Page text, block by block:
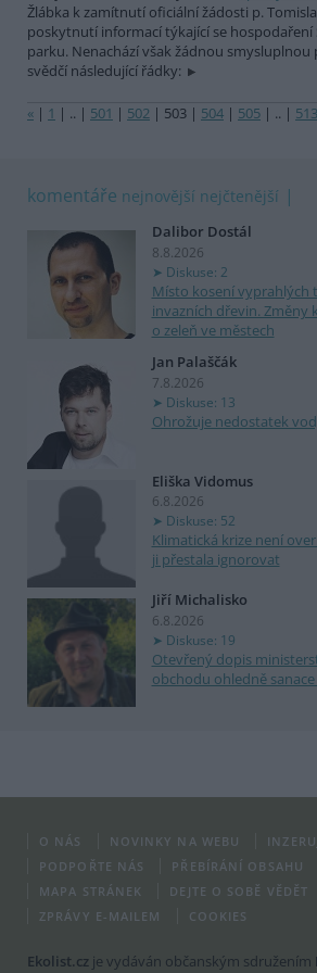
Žlábka k zamítnutí oficiální žádosti p.
poskytnutí informací týkající se hospodaření
parku. Nenachází však žádnou smysluplnou
svědčí následující řádky:
« | 1 | .. | 501 | 502 | 503 | 504 | 505 | .. | 513
komentáře nejnovější nejčtenější
Dalibor Dostál
8.8.2026
Diskuse: 2
Místo kosení
invazních dřevin. Změny
o zeleň ve městech
Jan Palaščák
7.8.2026
Diskuse: 13
Ohrožuje nedostatek
Eliška Vidomus
6.8.2026
Diskuse: 52
Klimatická krize není
ji přestala ignorovat
Jiří Michalisko
6.8.2026
Diskuse: 19
Otevřený dopis
obchodu ohledně
O NÁS NOVINKY NA WEBU
PODPOŘTE NÁS
PŘEBÍRÁNÍ OBSAHU
MAPA STRÁNEK
DEJTE O SOBĚ VĚDĚT
ZPRÁVY E-MAILEM
COOKIES
Ekolist.cz je vydáván občanským sdružením